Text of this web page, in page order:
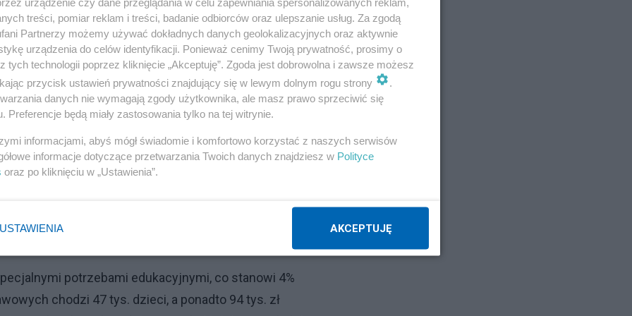
Tutaj pierwsze miejsce zajmuje województwo
w województwach wielkopolskim, świętokrzyskim,
Najniższy wskaźnik ma województwo
potrzebami edukacyjnymi
uczęszcza 6 tys. dzieci. Co trzecie dziecko miało
prawie trzy czwarte przedszkolaków. W
Większość z nich była pod opieką
potrzebami edukacyjnymi, co stanowi 4%
chodzi 47 tys. dzieci, a ponadto 94 tys. zł
treści, pomiar reklam i treści, badanie odbiorców oraz ulepszanie usług. Za zgodą
Partnerzy możemy używać dokładnych danych geolokalizacyjnych oraz aktywnie
urządzenia do celów identyfikacji. Ponieważ cenimy Twoją prywatność, prosimy o
tych technologii poprzez kliknięcie „Akceptuję”. Zgoda jest dobrowolna i zawsze możesz
przycisk ustawień prywatności znajdujący się w lewym dolnym rogu strony
.
danych nie wymagają zgody użytkownika, ale masz prawo sprzeciwić się
Preferencje będą miały zastosowania tylko na tej witrynie.
informacjami, abyś mógł świadomie i komfortowo korzystać z naszych serwisów
informacje dotyczące przetwarzania Twoich danych znajdziesz w Polityce
oraz po kliknięciu w „Ustawienia”.
USTAWIENIA AKCEPTUJĘ